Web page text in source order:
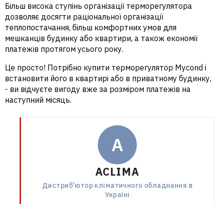
Більш висока ступінь організації терморегулятора
дозволяє досягти раціональної організації
теплопостачання, більш комфортних умов для
мешканців будинку або квартири, а також економії
платежів протягом усього року.
Це просто! Потрібно купити терморегулятор Mycond і
встановити його в квартирі або в приватному будинку,
- ви відчуєте вигоду вже за розміром платежів на
наступний місяць.
A
ACLIMA
Дистриб'ютор кліматичного обладнання в
Україні